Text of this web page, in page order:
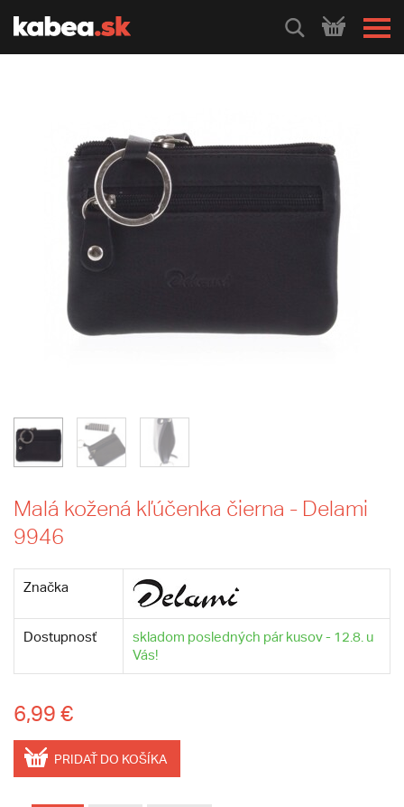
HLEDEJ
Malá kožená kľúčenka čierna - Delami
9946
Značka
Dostupnosť
skladom posledných pár kusov - 12.8. u
Vás!
6,99 €
PRIDAŤ DO KOŠÍKA